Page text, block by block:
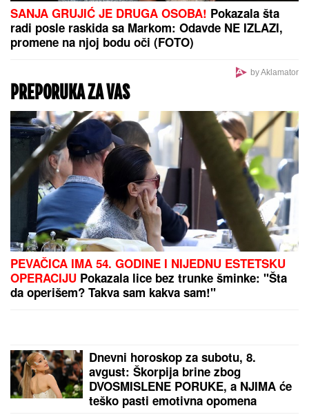
zgrade: Kako je pao serijski lopov iz
Novog Sada (VIDEO)
"SRAMOTA ME JE"
javno udario na rođenu majku zbog
Maje Marinković: "Ona je domaćica,
ne snalazi se u ovom svetu i ne zna
da prestane"
Privedena naša pevačica! Opelješila bogatog
Švajcarca, pa je uhvatila policija, ovo su detalji